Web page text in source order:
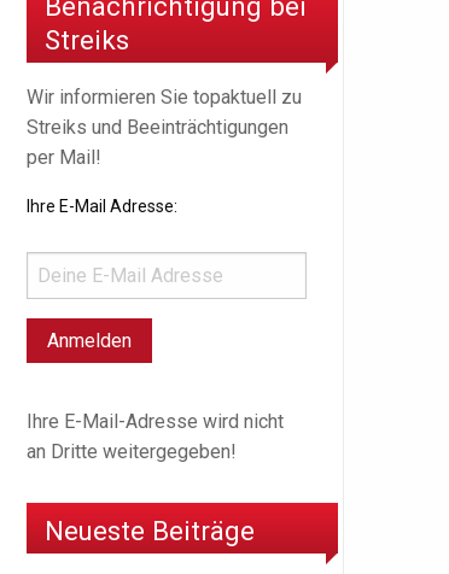
Streiks
Wir informieren Sie topaktuell zu
Streiks und Beeinträchtigungen
per Mail!
Ihre E-Mail Adresse:
Ihre E-Mail-Adresse wird nicht
an Dritte weitergegeben!
Neueste Beiträge